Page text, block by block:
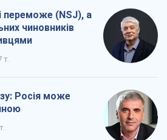
переможе (NSJ), а
чиновників
т.
Росія може